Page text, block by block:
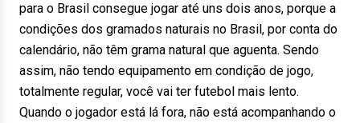
para o Brasil consegue jogar até uns dois anos, porque a
condições dos gramados naturais no Brasil, por conta do
calendário, não têm grama natural que aguenta. Sendo
assim, não tendo equipamento em condição de jogo,
totalmente regular, você vai ter futebol mais lento.
Quando o jogador está lá fora, não está acompanhando o